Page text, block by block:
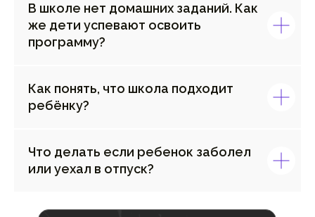
В школе нет домашних заданий. Как
же дети успевают освоить
программу?
Как понять, что школа подходит
ребёнку?
Что делать если ребенок заболел
или уехал в отпуск?